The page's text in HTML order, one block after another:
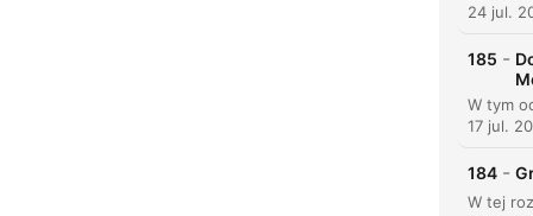
24 jul.
185 -
17 jul.
184 -